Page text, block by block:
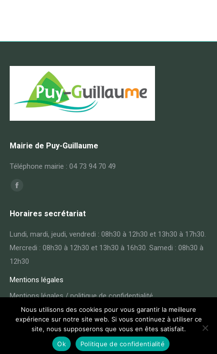
Mairie de Puy-Guillaume
Téléphone mairie : 04 73 94 70 49
Trouvez nous sur :
Facebook
opens
Horaires secrétariat
Lundi, mardi, jeudi, vendredi : 08h30 à 12h30 et 13h30 à 17h30.
Mercredi : 08h30 à 12h30 et 13h30 à 16h30. Samedi : 08h30 à
12h30
Mentions légales
Mentions légales / politique de confidentialité
Nous utilisons des cookies pour vous garantir la meilleure
expérience sur notre site web. Si vous continuez à utiliser ce
site, nous supposerons que vous en êtes satisfait.
Ok
Politique de confidentialité